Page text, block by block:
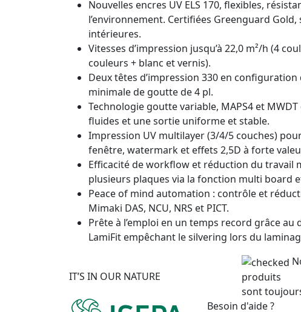
Nouvelles encres UV ELS 170, flexibles,
l’environnement. Certifiées Greenguard Gold,
intérieures.
Vitesses d’impression jusqu’à 22,0 m²/h (4
couleurs + blanc et vernis).
Deux têtes d’impression 330 en
minimale de goutte de 4 pl.
Technologie goutte variable, MAPS4 et
fluides et une sortie uniforme et stable.
Impression UV multilayer (3/4/5 couches)
fenêtre, watermark et effets 2,5D à forte
Efficacité de workflow et réduction du travail
plusieurs plaques via la fonction multi board
Peace of mind automation : contrôle et
Mimaki DAS, NCU, NRS et PICT.
Prête à l’emploi en un temps record grâce
LamiFit empêchant le silvering lors du
IT’S IN OUR NATURE
produits
sont
Besoin d'aide ?